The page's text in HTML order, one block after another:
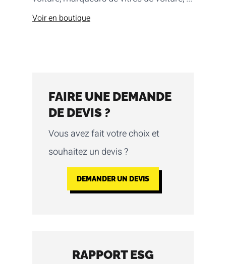
Voir en boutique
FAIRE UNE DEMANDE
DE DEVIS ?
Vous avez fait votre choix et
souhaitez un devis ?
DEMANDER UN DEVIS
RAPPORT ESG